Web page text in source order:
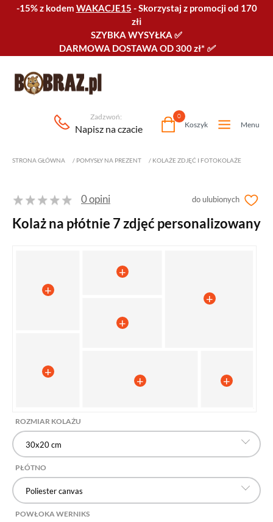
-15% z kodem WAKACJE15 -Skorzystaj z promocji od 170
złℹ️
SZYBKA WYSYŁKA ✅
DARMOWA DOSTAWA OD 300 zł* ✅
Zadzwoń:
Napisz na czacie Koszyk
0
Menu
STRONA GŁÓWNA / POMYSŁY NA PREZENT / KOLAŻE ZDJĘĆ I FOTOKOLAŻE
do ulubionych
0 opini
Kolaż na płótnie 7 zdjęć personalizowany
ROZMIAR KOLAŻU
30x20 cm
PŁÓTNO
Poliester canvas
POWŁOKA WERNIKS